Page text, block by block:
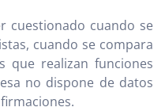
cuestionado cuando se
cuando se compara
que realizan funciones
no dispone de datos